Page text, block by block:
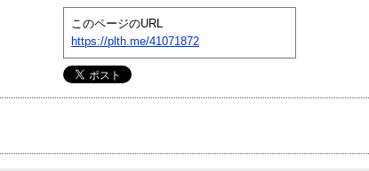
このページのURL
https://plth.me/41071872